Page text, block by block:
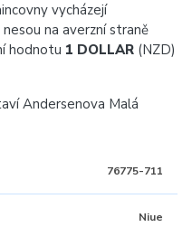
vycházejí
nesou na averzní straně
hodnotu 1 DOLLAR (NZD)
Andersenova Malá
76775-711
Niue